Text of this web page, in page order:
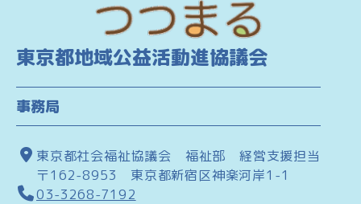
東京都地域公益活動進協議会
事務局
東京都社会福祉協議会 福祉部 経営支援担当
〒162-8953 東京都新宿区神楽河岸1-1
03-3268-7192